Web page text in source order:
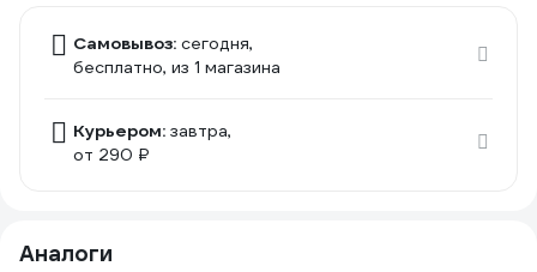
Самовывоз: сегодня,
бесплатно, из 1 магазина
Курьером: завтра,
от 290 ₽
Аналоги